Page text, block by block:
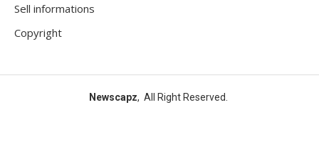
Sell informations
Copyright
Newscapz, All Right Reserved.